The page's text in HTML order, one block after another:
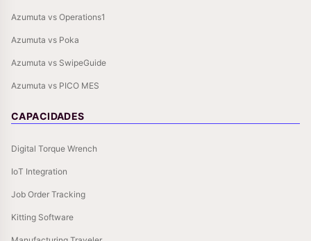
Azumuta vs Operations1
Azumuta vs Poka
Azumuta vs SwipeGuide
Azumuta vs PICO MES
CAPACIDADES
Digital Torque Wrench
IoT Integration
Job Order Tracking
Kitting Software